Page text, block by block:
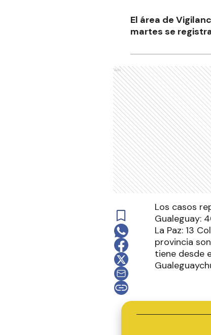
El área de
martes se
Ads
Los casos
Gualeguay:
La Paz: 13
provincia
tiene desde